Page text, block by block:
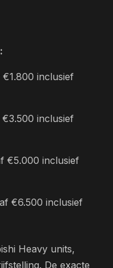
inclusief
inclusief
€5.000 inclusief
€6.500 inclusief
Heavy units,
De exacte